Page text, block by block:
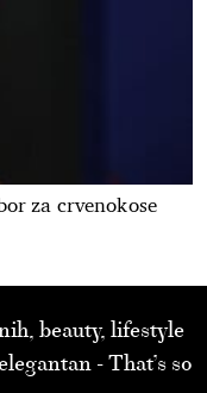
za crvenokose
beauty, lifestyle
- That’s so